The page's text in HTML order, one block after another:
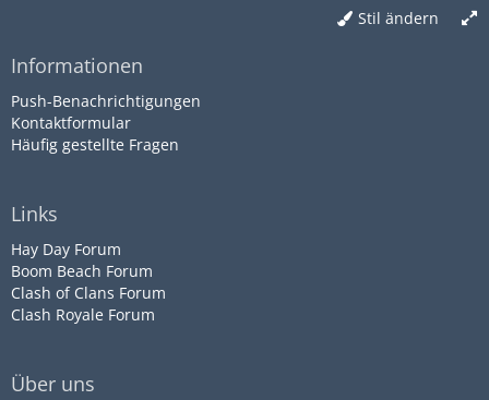
Stil ändern
Informationen
Push-Benachrichtigungen
Kontaktformular
Häufig gestellte Fragen
Links
Hay Day Forum
Boom Beach Forum
Clash of Clans Forum
Clash Royale Forum
Über uns